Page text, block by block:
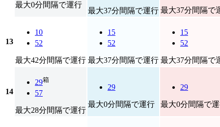
最大0分間隔で運行
最大37分間隔で運行 最大37分間隔で
13
10
52
最大42分間隔で運行
15
52
最大37分間隔で運行
15
52
最大37分間隔で
14
29箱
57
最大28分間隔で運行
29
最大0分間隔で運行
29
最大0分間隔で